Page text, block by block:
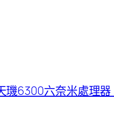
璣6300六奈米處理